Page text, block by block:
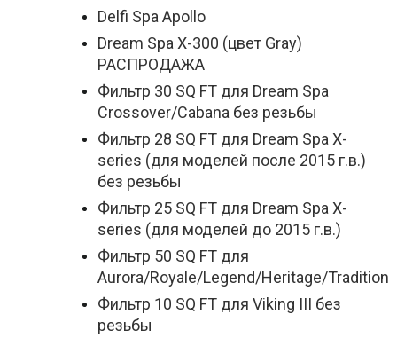
Delfi Spa Apollo
Dream Spa X-300 (цвет Gray)
РАСПРОДАЖА
Фильтр 30 SQ FT для Dream Spa
Crossover/Cabana без резьбы
Фильтр 28 SQ FT для Dream Spa X-
series (для моделей после 2015 г.в.)
без резьбы
Фильтр 25 SQ FT для Dream Spa X-
series (для моделей до 2015 г.в.)
Фильтр 50 SQ FT для
Aurora/Royale/Legend/Heritage/Tradition
Фильтр 10 SQ FT для Viking III без
резьбы